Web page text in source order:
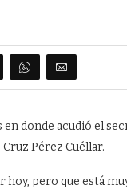
en donde acudió el
Pérez Cuéllar.
pero que está